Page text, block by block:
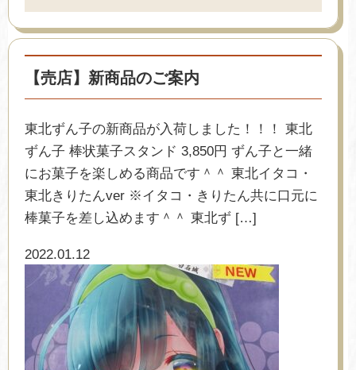
【売店】新商品のご案内
東北ずん子の新商品が入荷しました！！！ 東北
ずん子 棒状菓子スタンド 3,850円 ずん子と一緒
にお菓子を楽しめる商品です＾＾ 東北イタコ・
東北きりたんver ※イタコ・きりたん共に口元に
棒菓子を差し込めます＾＾ 東北ず […]
2022.01.12